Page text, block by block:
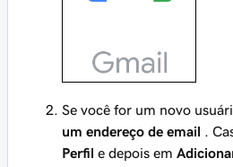
Se você for um novo
um endereço de email .
Perfil e depois em